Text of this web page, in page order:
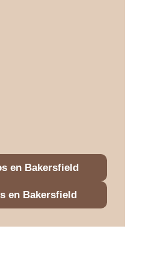
en Bakersfield
en Bakersfield